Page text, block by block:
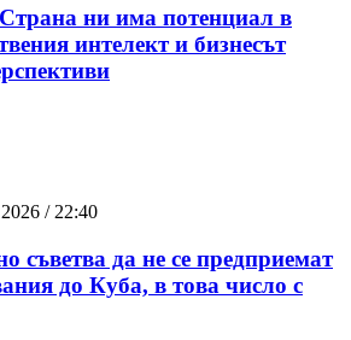
ни има потенциал в
интелект и бизнесът
/ 22:40
съветва да не се предприемат
до Куба, в това число с